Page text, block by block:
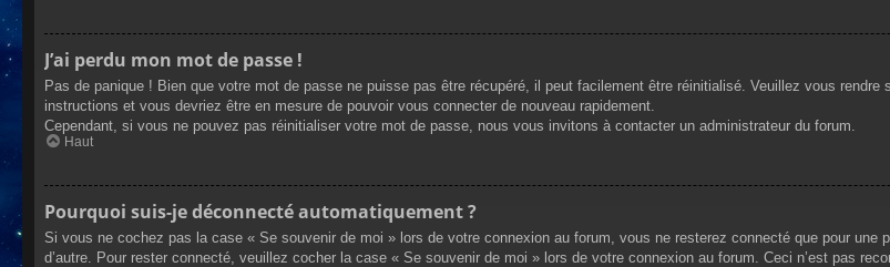
J’ai perdu mon mot de passe !
Pas de panique ! Bien que votre mot de passe ne puisse pas être récupéré, il peut facilement être réinitialisé. Veuillez vous
instructions et vous devriez être en mesure de pouvoir vous connecter de nouveau rapidement.
Cependant, si vous ne pouvez pas réinitialiser votre mot de passe, nous vous invitons à contacter un administrateur du forum.
Haut
Pourquoi suis-je déconnecté automatiquement ?
Si vous ne cochez pas la case « Se souvenir de moi » lors de votre connexion au forum, vous ne resterez connecté que pour une
d’autre. Pour rester connecté, veuillez cocher la case « Se souvenir de moi » lors de votre connexion au forum. Ceci n’est pas